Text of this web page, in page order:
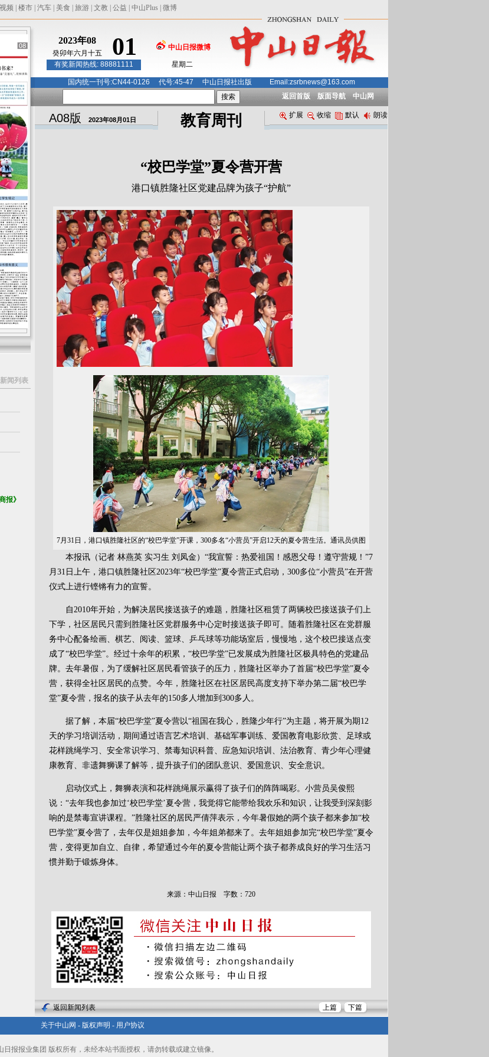
视频 楼市 汽车 美食 旅游 文教 公益 中山Plus 微博
新闻列表
报》
2023年08 01
癸卯年六月十五
中山日报微博
有奖新闻热线: 88881111 星期二
国内统一刊号:CN44-0126 代号:45-47 中山日报社出版
Email:zsrbnews@163.com
返回首版
版面导航 中山网
A08版 2023年08月01日 教育周刊 扩展 收缩 默认 朗读
“校巴学堂”夏令营开营
港口镇胜隆社区党建品牌为孩子“护航”
7月31日，港口镇胜隆社区的“校巴学堂”开课，300多名“小营员”开启12天的夏令营生活。通讯员供图
本报讯（记者 林燕英 实习生 刘凤金）“我宣誓：热爱祖国！感恩父母！遵守营规！”7
月31日上午，港口镇胜隆社区2023年“校巴学堂”夏令营正式启动，300多位“小营员”在开营
仪式上进行铿锵有力的宣誓。
自2010年开始，为解决居民接送孩子的难题，胜隆社区租赁了两辆校巴接送孩子们上
下学，社区居民只需到胜隆社区党群服务中心定时接送孩子即可。随着胜隆社区在党群服
务中心配备绘画、棋艺、阅读、篮球、乒乓球等功能场室后，慢慢地，这个校巴接送点变
成了“校巴学堂”。经过十余年的积累，“校巴学堂”已发展成为胜隆社区极具特色的党建品
牌。去年暑假，为了缓解社区居民看管孩子的压力，胜隆社区举办了首届“校巴学堂”夏令
营，获得全社区居民的点赞。今年，胜隆社区在社区居民高度支持下举办第二届“校巴学
堂”夏令营，报名的孩子从去年的150多人增加到300多人。
据了解，本届“校巴学堂”夏令营以“祖国在我心，胜隆少年行”为主题，将开展为期12
天的学习培训活动，期间通过语言艺术培训、基础军事训练、爱国教育电影欣赏、足球或
花样跳绳学习、安全常识学习、禁毒知识科普、应急知识培训、法治教育、青少年心理健
康教育、非遗舞狮课了解等，提升孩子们的团队意识、爱国意识、安全意识。
启动仪式上，舞狮表演和花样跳绳展示赢得了孩子们的阵阵喝彩。小营员吴俊熙
说：“去年我也参加过‘校巴学堂’夏令营，我觉得它能带给我欢乐和知识，让我受到深刻影
响的是禁毒宣讲课程。”胜隆社区的居民严倩萍表示，今年暑假她的两个孩子都来参加“校
巴学堂”夏令营了，去年仅是姐姐参加，今年姐弟都来了。去年姐姐参加完“校巴学堂”夏令
营，变得更加自立、自律，希望通过今年的夏令营能让两个孩子都养成良好的学习生活习
惯并勤于锻炼身体。
来源：中山日报 字数：720
返回新闻列表 上篇 下篇
关于中山网 - 版权声明 - 用户协议
日报报业集团 版权所有，未经本站书面授权，请勿转载或建立镜像。